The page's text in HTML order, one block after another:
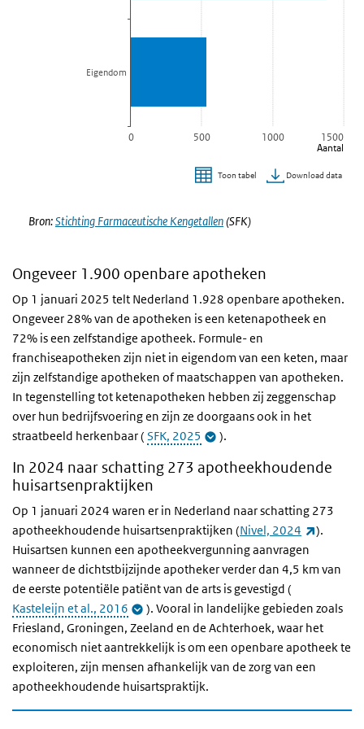
Aantal
0 500 1000 1500
Eigendom
Toon tabel Download data
Bron:Stichting Farmaceutische Kengetallen(SFK)
Ongeveer 1.900 openbare apotheken
Op 1 januari 2025 telt Nederland 1.928 openbare apotheken.
Ongeveer 28% van de apotheken is een ketenapotheek en
72% is een zelfstandige apotheek. Formule- en
franchiseapotheken zijn niet in eigendom van een keten, maar
zijn zelfstandige apotheken of maatschappen van apotheken.
In tegenstelling tot ketenapotheken hebben zij zeggenschap
over hun bedrijfsvoering en zijn ze doorgaans ook in het
straatbeeld herkenbaar ( SFK, 2025 ).
In 2024 naar schatting 273 apotheekhoudende
huisartsenpraktijken
Op 1 januari 2024 waren er in Nederland naar schatting 273
apotheekhoudende huisartsenpraktijken (Nivel, 2024
).
Huisartsen kunnen een apotheekvergunning aanvragen
wanneer de dichtstbijzijnde apotheker verder dan 4,5 km van
de eerste potentiële patiënt van de arts is gevestigd (
Kasteleijn et al., 2016
). Vooral in landelijke gebieden zoals
Friesland, Groningen, Zeeland en de Achterhoek, waar het
economisch niet aantrekkelijk is om een openbare apotheek te
exploiteren, zijn mensen afhankelijk van de zorg van een
apotheekhoudende huisartspraktijk.